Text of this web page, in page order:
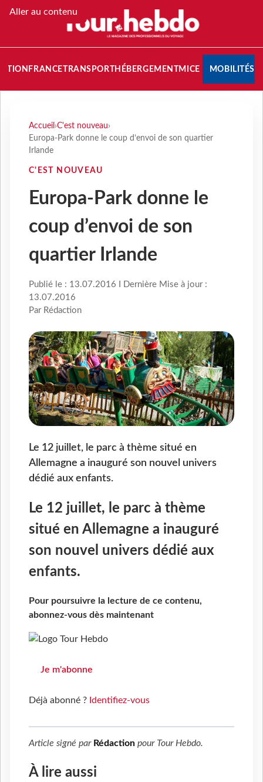
Aller au contenu
FRANCETRANSPORT HÉBERGEMENTMICE MOBILITÉS
Accueil ›C'est nouveau›
Europa-Park donne le coup d’envoi de son quartier
Irlande
C'EST NOUVEAU
Europa-Park donne le
coup d’envoi de son
quartier Irlande
Publié le : 13.07.2016 I Dernière Mise à jour :
13.07.2016
Par Rédaction
Le 12 juillet, le parc à thème situé en
Allemagne a inauguré son nouvel univers
dédié aux enfants.
Le 12 juillet, le parc à thème
situé en Allemagne a inauguré
son nouvel univers dédié aux
enfants.
Pour poursuivre la lecture de ce contenu,
abonnez-vous dès maintenant
Je m'abonne
Déjà abonné ? Identifiez-vous
Article signé par Rédaction pour Tour Hebdo.
À lire aussi